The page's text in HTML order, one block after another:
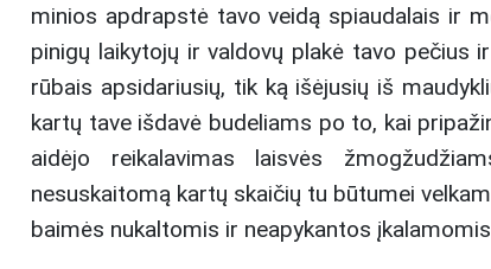
minios apdrapstė tavo veidą spiaudalais ir
pinigų laikytojų ir valdovų plakė tavo pečius
rūbais apsidariusių, tik ką išėjusių iš
kartų tave išdavė budeliams po to, kai
aidėjo reikalavimas laisvės
nesuskaitomą kartų skaičių tu būtumei
baimės nukaltomis ir neapykantos